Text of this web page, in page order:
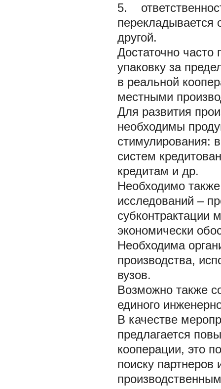
5.
перекладывается
другой.
Достаточно
упаковку за
в реальной
местными
Для развития
необходимы
стимулирования:
систем
кредитам и др.
Необходимо
исследований –
субконтрактации
экономически
Необходима
производства,
вузов.
Возможно также
единого
В качестве
предлагается
кооперации, это
поиску